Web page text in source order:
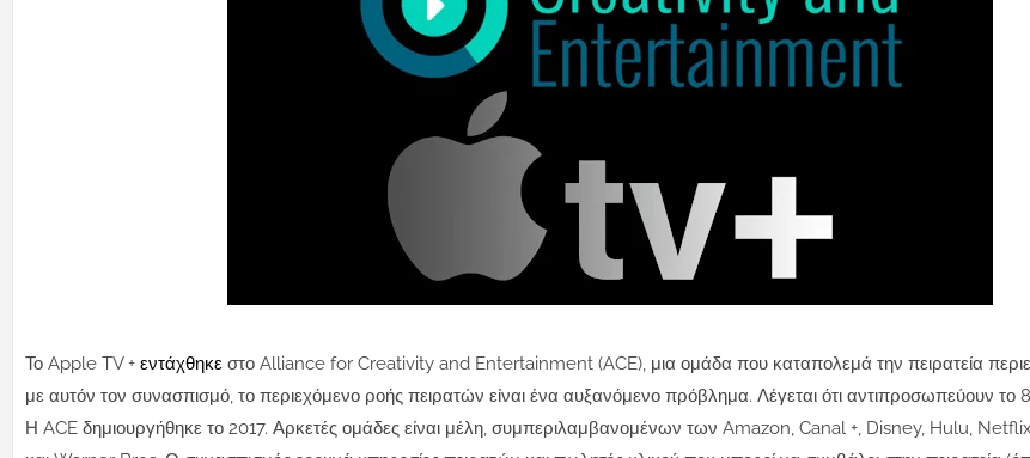
Το Apple TV + εντάχθηκε στο Alliance for Creativity and Entertainment (ACE), μια ομάδα που καταπολεμά την πειρατεία
με αυτόν τον συνασπισμό, το περιεχόμενο ροής πειρατών είναι ένα αυξανόμενο πρόβλημα. Λέγεται ότι αντιπροσωπεύουν το
Η ACE δημιουργήθηκε το 2017. Αρκετές ομάδες είναι μέλη, συμπεριλαμβανομένων των Amazon, Canal +, Disney, Hulu,